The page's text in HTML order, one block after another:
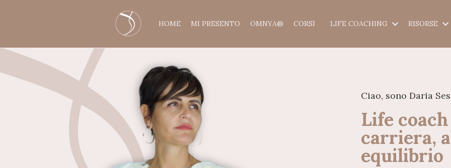
HOME MI PRESENTO OMNYA® CORSI LIFE COACHING RISORSE
Ciao, sono Daria
Life
carriera,
equilibrio